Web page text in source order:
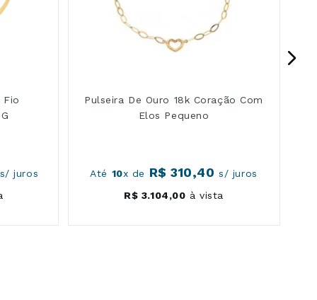
Fio
juros
Pulseira De Ouro 18k Coração Com
Elos Pequeno
Até 10x de R$ 310,40 s/ juros
R$ 3.104,00 à vista